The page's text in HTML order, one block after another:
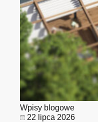
Wpisy blogowe
22 lipca 2026